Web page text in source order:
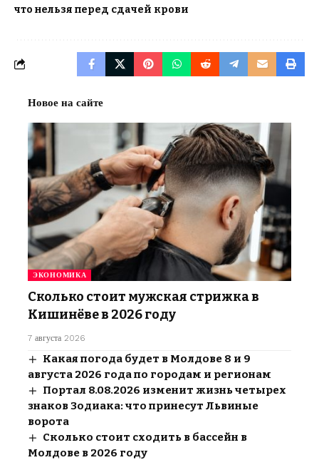
что нельзя перед сдачей крови
Новое на сайте
ЭКОНОМИКА
Сколько стоит мужская стрижка в
Кишинёве в 2026 году
7 августа 2026
Какая погода будет в Молдове 8 и 9
августа 2026 года по городам и регионам
Портал 8.08.2026 изменит жизнь четырех
знаков Зодиака: что принесут Львиные
ворота
Сколько стоит сходить в бассейн в
Молдове в 2026 году